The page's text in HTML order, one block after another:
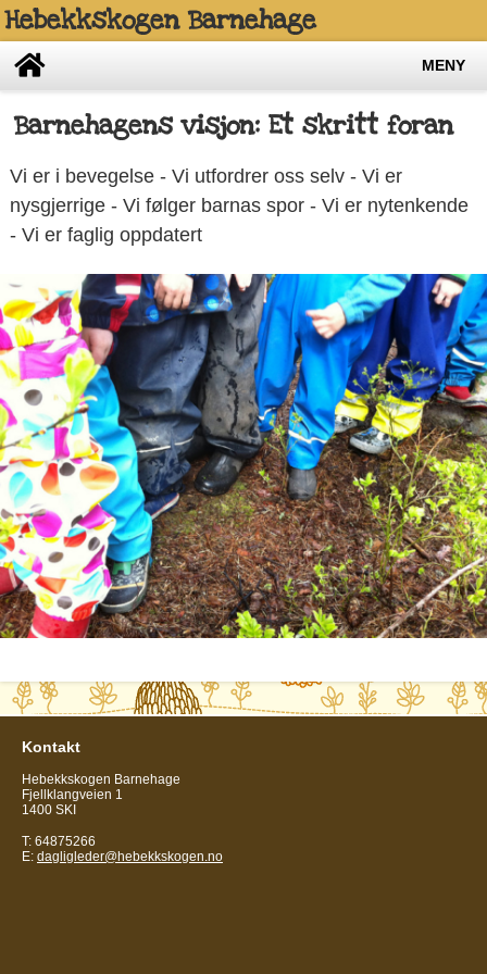
Hebekkskogen Barnehage
MENY
Barnehagens visjon: Et skritt foran
Vi er i bevegelse - Vi utfordrer oss selv - Vi er
nysgjerrige - Vi følger barnas spor - Vi er nytenkende
- Vi er faglig oppdatert
Kontakt
Hebekkskogen Barnehage
Fjellklangveien 1
1400 SKI
T: 64875266
E: dagligleder@hebekkskogen.no